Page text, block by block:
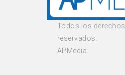
Todos los derechos
reservados.
APMedia.